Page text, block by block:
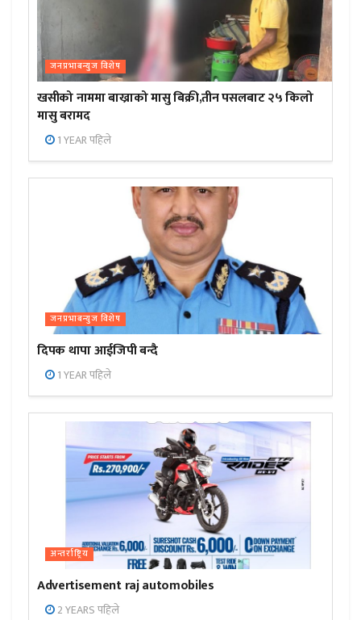
जनप्रभाबन्युज विशेष
खसीको नाममा बाख्राको मासु बिक्री,तीन पसलबाट २५ किलो
मासु बरामद
1 YEAR पहिले
जनप्रभाबन्युज विशेष
दिपक थापा आईजिपी बन्दै
1 YEAR पहिले
अन्तर्राष्ट्रिय
Advertisement raj automobiles
2 YEARS पहिले